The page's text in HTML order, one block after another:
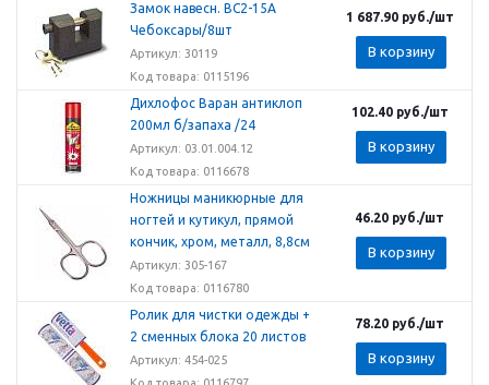
Замок навесн. ВС2-15А
Чебоксары/8шт
Артикул: 30119
Код товара: 0115196
1 687.90руб./шт
В корзину
Дихлофос Варан антиклоп
200мл б/запаха /24
Артикул: 03.01.004.12
Код товара: 0116678
102.40руб./шт
В корзину
Ножницы маникюрные для
ногтей и кутикул, прямой
кончик, хром, металл, 8,8см
Артикул: 305-167
Код товара: 0116780
46.20 руб./шт
В корзину
Ролик для чистки одежды +
2 сменных блока 20 листов
Артикул: 454-025
78.20 руб./шт
В корзину